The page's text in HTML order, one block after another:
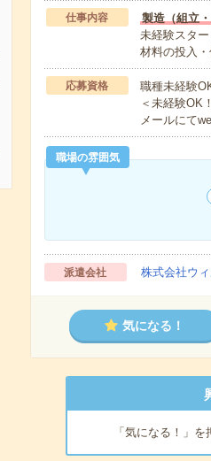
仕事内容
製造（組立
未経験スタ
材料の投入
応募資格
職種未経験
＜未経験OK
メールにて
職場の雰囲気
派遣会社 株式会社ウ
気になる！
「気になる！」